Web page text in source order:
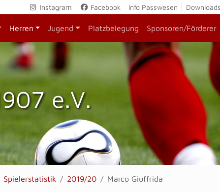
Instagram Facebook Info Passwesen Downloads
Herren Jugend Platzbelegung Sponsoren/Förderer
e.V.
Spielerstatistik 2019/20 Marco Giuffrida